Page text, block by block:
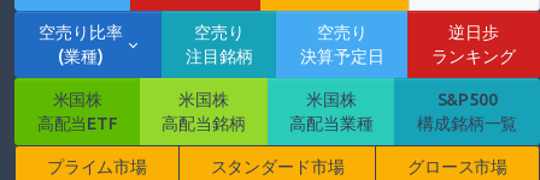
空売り比率
(業種)
空売り
注目銘柄
空売り
決算予定日
逆日歩
ランキング
米国株
高配当ETF
米国株
高配当銘柄
米国株
高配当業種
S&P500
構成銘柄一覧
プライム市場
スタンダード市場
グロース市場